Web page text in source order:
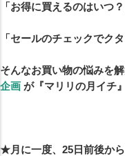
「お得に買えるのはいつ？
「セールのチェックでク
そんなお買い物の悩みを
企画 が『マリリの月イチ
★月に一度、25日前後から